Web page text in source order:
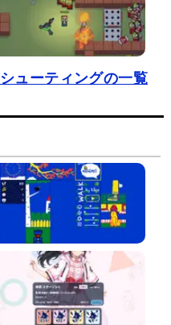
シューティングの一覧